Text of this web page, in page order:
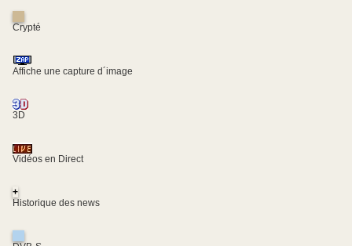
Crypté
Affiche une capture d´image
3D
Vidéos en Direct
+
Historique des news